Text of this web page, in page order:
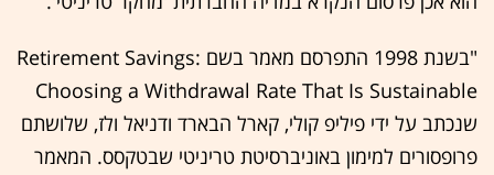
"בשנת 1998 התפרסם מאמר בשם Retirement Savings:
Choosing a Withdrawal Rate That Is Sustainable
שנכתב על ידי פיליפ קולי, קארל הבארד ודניאל ולז, שלושתם
פרופסורים למימון באוניברסיטת טריניטי שבטקסס. המאמר